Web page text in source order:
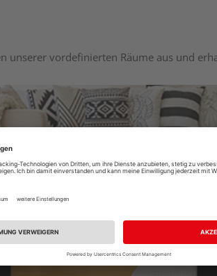
unserer vordefinierten Räume aus und